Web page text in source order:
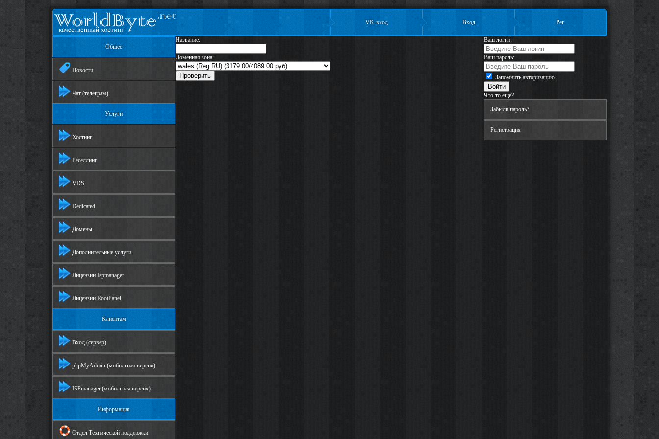
VK-вход Вход Рег.
Общее
Новости
Чат (телеграм)
Услуги
Хостинг
Реселлинг
VDS
Dedicated
Домены
Дополнительные услуги
Лицензии Ispmanager
Лицензии RootPanel
Клиентам
Вход (сервер)
phpMyAdmin (мобильная версия)
ISPmanager (мобильная версия)
Информация
Отдел Технической поддержки
Название:
Доменная зона:
Ваш логин:
Ваш пароль:
Запомнить авторизацию
Что-то еще?
Забыли пароль?
Регистрация